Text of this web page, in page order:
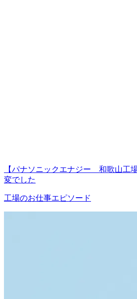
【パナソニックエナジー 和歌山工
変でした
工場のお仕事エピソード